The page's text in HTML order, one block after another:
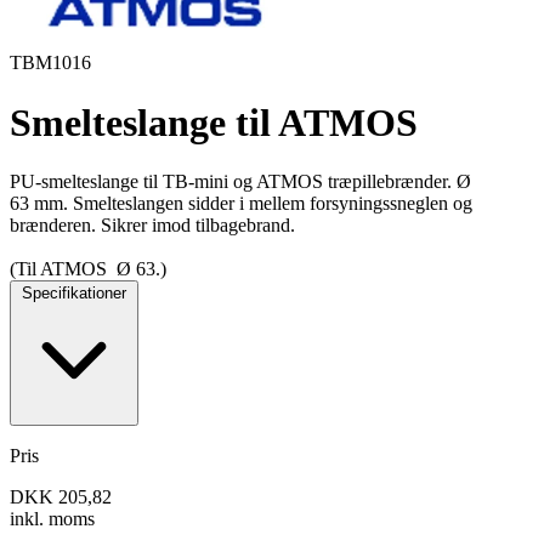
TBM1016
Smelteslange til ATMOS
PU-smelteslange til TB-mini og ATMOS træpillebrænder. Ø
63 mm. Smelteslangen sidder i mellem forsyningssneglen og
brænderen. Sikrer imod tilbagebrand.
(Til ATMOS Ø 63.)
Specifikationer
Pris
DKK 205,82
inkl. moms